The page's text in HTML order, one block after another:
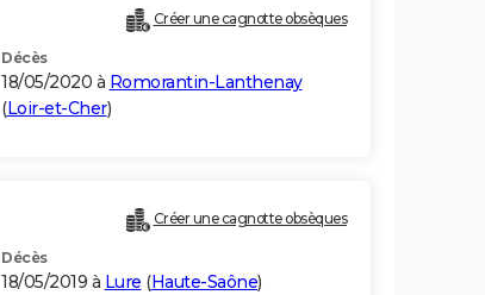
Créer une cagnotte obsèques
Décès
18/05/2020 à Romorantin-Lanthenay
(Loir-et-Cher)
Créer une cagnotte obsèques
Décès
18/05/2019 à Lure (Haute-Saône)